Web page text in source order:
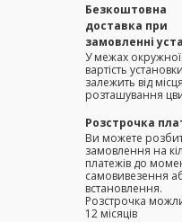
Безкоштовна
доставка при
замовленні
У межах
вартість
залежить від місця
розташування
Розстрочка
Ви можете
замовлення на
платежів до
самовивезення
встановлення.
Розстрочка
12 місяців